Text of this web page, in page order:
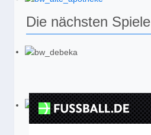
Die nächsten Spiele